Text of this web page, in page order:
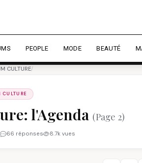
pour améliorer votre
Accepter tout
PEOPLE MODE BEAUTÉ
CULTURE/
CULTURE
l'Agenda (Page 2)
66 réponses 8.7k vues